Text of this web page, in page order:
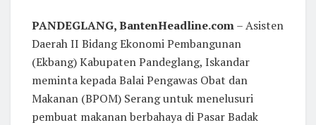
PANDEGLANG, BantenHeadline.com– Asisten
Daerah II Bidang Ekonomi Pembangunan
(Ekbang) Kabupaten Pandeglang, Iskandar
meminta kepada Balai Pengawas Obat dan
Makanan (BPOM) Serang untuk menelusuri
pembuat makanan berbahaya di Pasar Badak